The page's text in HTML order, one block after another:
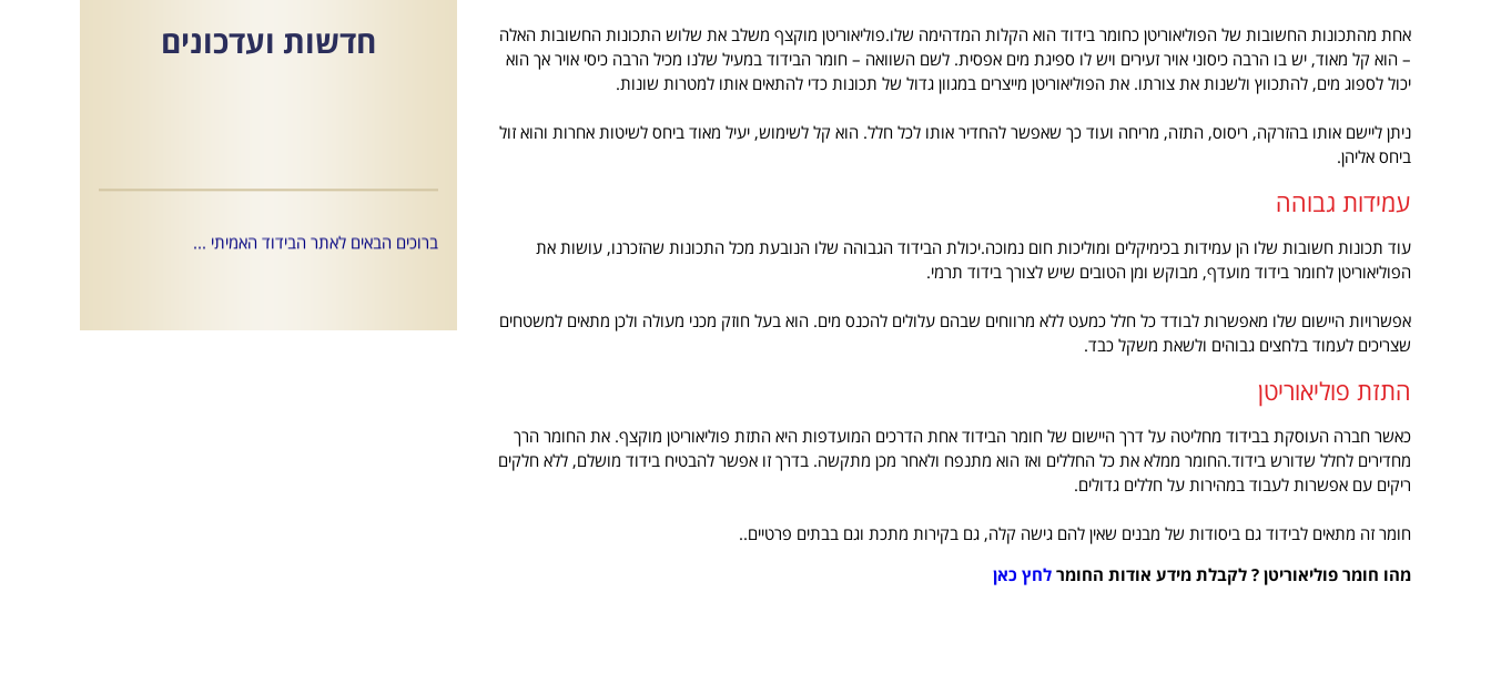
חדשות ועדכונים
ברוכים הבאים לאתר הבידוד האמיתי ...
אחת מהתכונות החשובות של הפוליאוריטן כחומר בידוד הוא הקלות המדהימה שלו.פוליאוריטן מוקצף משלב את שלוש התכונות החשובות האלה
– הוא קל מאוד, יש בו הרבה כיסוני אויר זעירים ויש לו ספיגת מים אפסית. לשם השוואה – חומר הבידוד במעיל שלנו מכיל הרבה כיסי אויר אך הוא
יכול לספוג מים, להתכווץ ולשנות את צורתו. את הפוליאוריטן מייצרים במגוון גדול של תכונות כדי להתאים אותו למטרות שונות.
ניתן ליישם אותו בהזרקה, ריסוס, התזה, מריחה ועוד כך שאפשר להחדיר אותו לכל חלל. הוא קל לשימוש, יעיל מאוד ביחס לשיטות אחרות והוא זול
ביחס אליהן.
עמידות גבוהה
עוד תכונות חשובות שלו הן עמידות בכימיקלים ומוליכות חום נמוכה.יכולת הבידוד הגבוהה שלו הנובעת מכל התכונות שהזכרנו, עושות את
הפוליאוריטן לחומר בידוד מועדף, מבוקש ומן הטובים שיש לצורך בידוד תרמי.
אפשרויות היישום שלו מאפשרות לבודד כל חלל כמעט ללא מרווחים שבהם עלולים להכנס מים. הוא בעל חוזק מכני מעולה ולכן מתאים למשטחים
שצריכים לעמוד בלחצים גבוהים ולשאת משקל כבד.
התזת פוליאוריטן
כאשר חברה העוסקת בבידוד מחליטה על דרך היישום של חומר הבידוד אחת הדרכים המועדפות היא התזת פוליאוריטן מוקצף. את החומר הרך
מחדירים לחלל שדורש בידוד.החומר ממלא את כל החללים ואז הוא מתנפח ולאחר מכן מתקשה. בדרך זו אפשר להבטיח בידוד מושלם, ללא חלקים
ריקים עם אפשרות לעבוד במהירות על חללים גדולים.
חומר זה מתאים לבידוד גם ביסודות של מבנים שאין להם גישה קלה, גם בקירות מתכת וגם בבתים פרטיים..
מהו חומר פוליאוריטן ? לקבלת מידע אודות החומר לחץ כאן